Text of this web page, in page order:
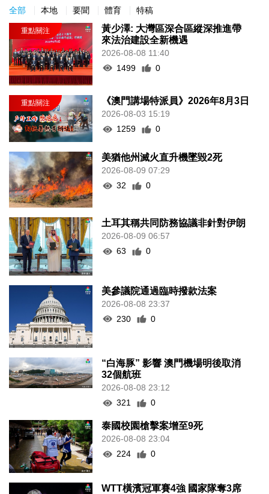
全部 本地 要聞 體育 特稿
黃少澤: 大灣區深合區縱深推進帶
來法治建設全新機遇
2026-08-08 11:40
1499
0
《澳門講場特派員》2026年8月3日
2026-08-03 15:19
1259
0
美猶他州滅火直升機墜毀2死
2026-08-09 07:29
32
0
土耳其稱共同防務協議非針對伊朗
2026-08-09 06:57
63
0
美參議院通過臨時撥款法案
2026-08-08 23:37
230
0
“白海豚” 影響 澳門機場明後取消
32個航班
2026-08-08 23:12
321
0
泰國校園槍擊案增至9死
2026-08-08 23:04
224
0
WTT橫濱冠軍賽4強 國家隊奪3席